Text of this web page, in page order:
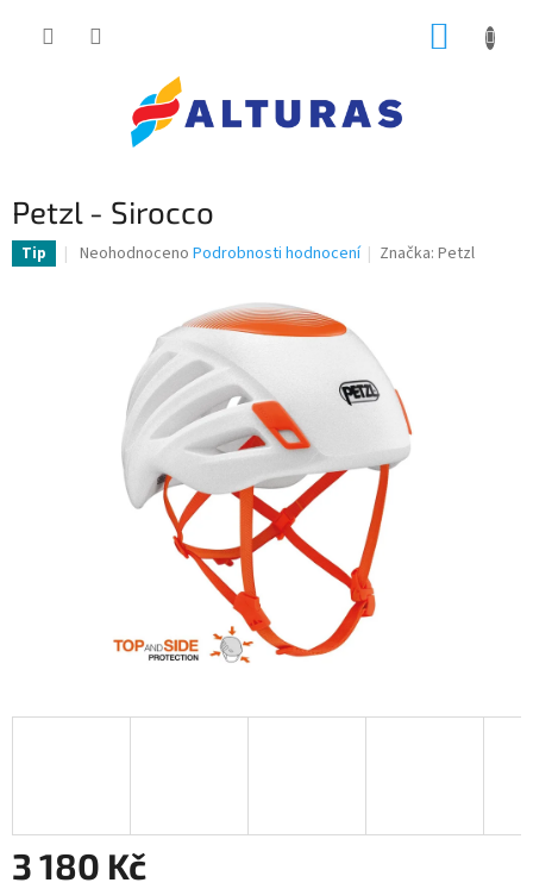
Petzl - Sirocco
Tip
Průměrné
hvězdiček.
Neohodnoceno Podrobnosti hodnocení Značka:Petzl
3 180 Kč